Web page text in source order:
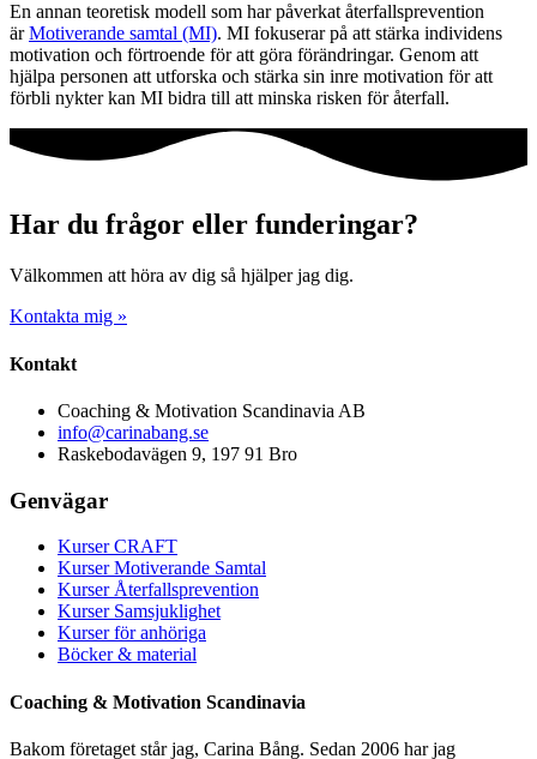
En annan teoretisk modell som har påverkat återfallsprevention
ärMotiverande samtal (MI). MI fokuserar på att stärka individens
motivation och förtroende för att göra förändringar. Genom att
hjälpa personen att utforska och stärka sin inre motivation för att
förbli nykter kan MI bidra till att minska risken för återfall.
Har du frågor eller funderingar?
Välkommen att höra av dig så hjälper jag dig.
Kontakta mig »
Kontakt
Coaching & Motivation Scandinavia AB
info@carinabang.se
Raskebodavägen 9, 197 91 Bro
Genvägar
Kurser CRAFT
Kurser Motiverande Samtal
Kurser Återfallsprevention
Kurser Samsjuklighet
Kurser för anhöriga
Böcker & material
Coaching & Motivation Scandinavia
Bakom företaget står jag, Carina Bång. Sedan 2006 har jag